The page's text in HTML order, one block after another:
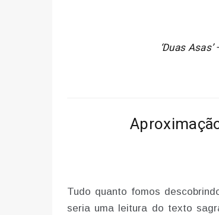
‘Duas
Tudo quanto fomos
seria uma leitura do texto